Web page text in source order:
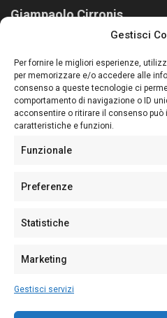
Gestisci
Per fornire le migliori esperienze,
per memorizzare e/o accedere alle
consenso a queste tecnologie ci
comportamento di navigazione o ID
acconsentire o ritirare il consenso
caratteristiche e funzioni.
Funzionale
Preferenze
Statistiche
Marketing
Gestisci servizi
Giampaolo Cirronis
Sardegna Ieri-Oggi-Domani nasce
lettori su quanto accade in
nostro passato e, soprattutto, al
Follow Us
Sede:Via Cristoforo Colombo
Partita IVA02270380922
128/2020 del 10/02/2020
Per la Pubblicità: